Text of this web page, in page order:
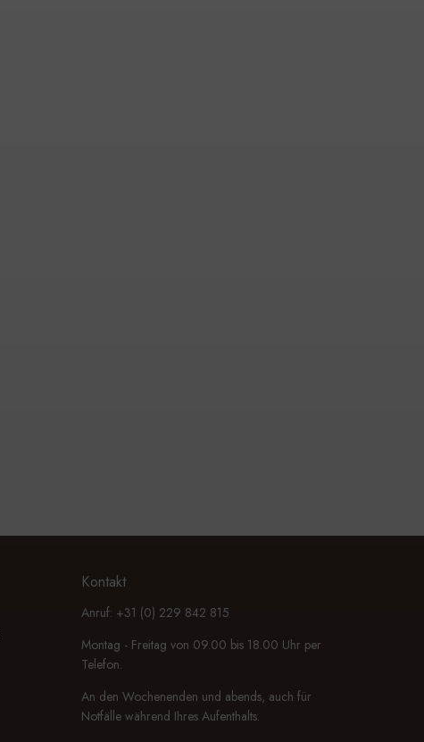
Kontakt
Anruf: +31 (0) 229 842 815
Montag - Freitag von 09.00 bis 18.00 Uhr per
Telefon.
An den Wochenenden und abends, auch für
Notfälle während Ihres Aufenthalts.